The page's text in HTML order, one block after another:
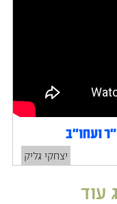
ועחו״ב
יצחקי גליק
עוד